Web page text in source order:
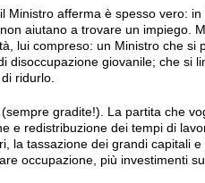
Ministro afferma è spesso vero:
aiutano a trovare un impiego.
lui compreso: un Ministro che
disoccupazione giovanile; che si
ridurlo.
gradite!). La partita che
e redistribuzione dei tempi di
la tassazione dei grandi capitali
occupazione, più investimenti